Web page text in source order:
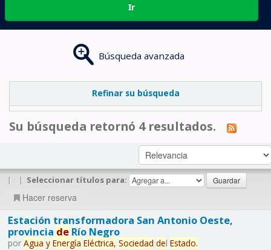
Ir
Búsqueda avanzada
Refinar su búsqueda
Su búsqueda retornó 4 resultados.
| | Seleccionar títulos para:
Hacer reserva
Estación transformadora San Antonio Oeste,
provincia deRío Negro
por Agua y Energía Eléctrica, Sociedad del Estado.